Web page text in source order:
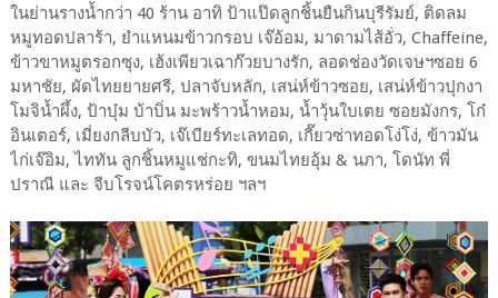
ในย่านรางน้ำกว่า 40 ร้าน อาทิ ป้าแป๊ดลูกชิ้นยืนกินบุรีรัมย์, ติดลม
หมูทอดปลาร้า, ยำแหนมข้าวกรอบ เจ๊อ้อม, มาดามไส้อั่ว, Chaffeine,
ข้าวขาหมูตรอกซุง, เฮ้งเพียวเฉาก๊วยบางรัก, ลอดช่องวัดเจษฯซอย 6
มหาชัย, ผัดไทยยายศรี, ปลาจับหลัก, เสน่ห์ข้าวซอย, เสน่ห์ข้าวปุกงา
โมจิน้ำผึ้ง, ป้าบุ๋ม บ้าบิ่น มะพร้าวน้ำหอม, น้ำวุ้นใบเตย ซอยมังกร, โก๋
อินเตอร์, เมี่ยงกลีบบัว, เจ๊เบียร์ทะเลทอด, เกี๊ยวซ่าทอดโง่โง่, ข้าวมัน
ไก่เจ๊อิม, ไททัน ลูกชิ้นหมูแช่กะทิ, ขนมไทยอุ้ม & นภา, โดนัท พี่
ปราณี และ จีบโรจน์โคตรหร่อย ฯลฯ